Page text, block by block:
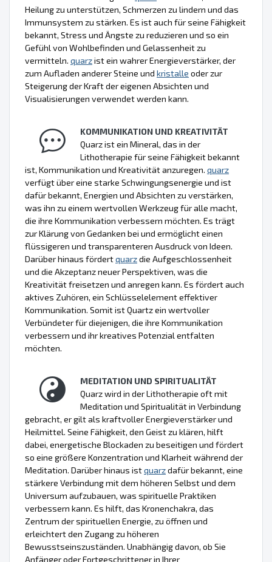
Heilung zu unterstützen, Schmerzen zu lindern und das
Immunsystem zu stärken. Es ist auch für seine Fähigkeit
bekannt, Stress und Ängste zu reduzieren und so ein
Gefühl von Wohlbefinden und Gelassenheit zu
vermitteln. quarzist ein wahrer Energieverstärker, der
zum Aufladen anderer Steine und kristalle oder zur
Steigerung der Kraft der eigenen Absichten und
Visualisierungen verwendet werden kann.
KOMMUNIKATION UND KREATIVITÄT
Quarz ist ein Mineral, das in der
Lithotherapie für seine Fähigkeit bekannt
ist, Kommunikation und Kreativität anzuregen. quarz
verfügt über eine starke Schwingungsenergie und ist
dafür bekannt, Energien und Absichten zu verstärken,
was ihn zu einem wertvollen Werkzeug für alle macht,
die ihre Kommunikation verbessern möchten. Es trägt
zur Klärung von Gedanken bei und ermöglicht einen
flüssigeren und transparenteren Ausdruck von Ideen.
Darüber hinaus fördertquarzdie Aufgeschlossenheit
und die Akzeptanz neuer Perspektiven, was die
Kreativität freisetzen und anregen kann. Es fördert auch
aktives Zuhören, ein Schlüsselelement effektiver
Kommunikation. Somit ist Quartz ein wertvoller
Verbündeter für diejenigen, die ihre Kommunikation
verbessern und ihr kreatives Potenzial entfalten
möchten.
MEDITATION UND SPIRITUALITÄT
Quarz wird in der Lithotherapie oft mit
Meditation und Spiritualität in Verbindung
gebracht, er gilt als kraftvoller Energieverstärker und
Heilmittel. Seine Fähigkeit, den Geist zu klären, hilft
dabei, energetische Blockaden zu beseitigen und fördert
so eine größere Konzentration und Klarheit während der
Meditation. Darüber hinaus istquarzdafür bekannt, eine
stärkere Verbindung mit dem höheren Selbst und dem
Universum aufzubauen, was spirituelle Praktiken
verbessern kann. Es hilft, das Kronenchakra, das
Zentrum der spirituellen Energie, zu öffnen und
erleichtert den Zugang zu höheren
Bewusstseinszuständen. Unabhängig davon, ob Sie
Anfänger oder Fortgeschrittener in Ihrer